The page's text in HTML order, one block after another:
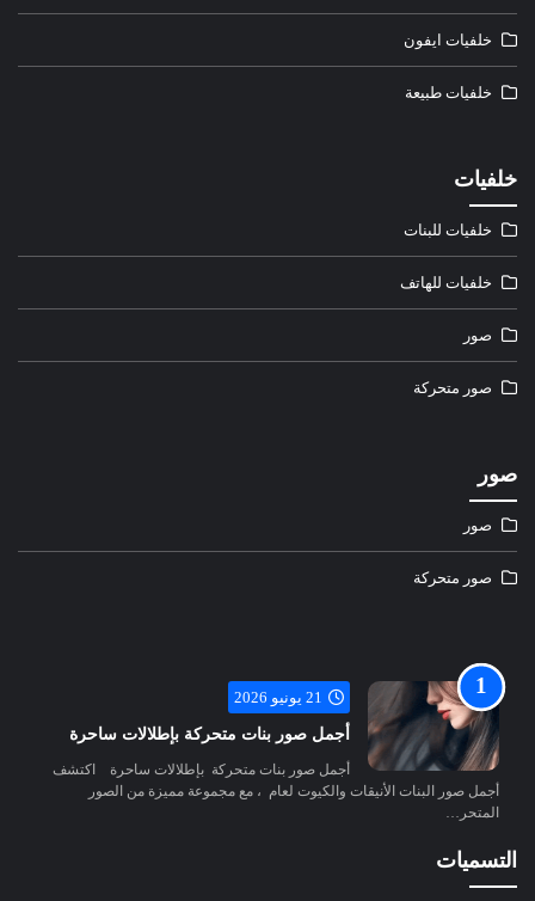
خلفيات ايفون
خلفيات طبيعة
خلفيات
خلفيات للبنات
خلفيات للهاتف
صور
صور متحركة
صور
صور
صور متحركة
21 يونيو 2026
أجمل صور بنات متحركة بإطلالات ساحرة
أجمل صور بنات متحركة بإطلالات ساحرة اكتشف
أجمل صور البنات الأنيقات والكيوت لعام ، مع مجموعة مميزة من الصور
المتحر…
التسميات